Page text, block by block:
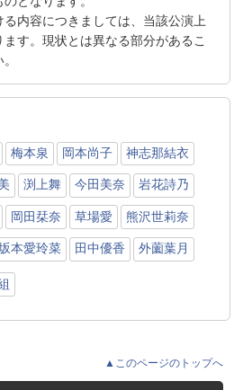
内容につきましては、当該公演上
す。現状とは異なる部分があるこ
梅本泉 岡本尚子 神志那結衣
渕上舞 今田美奈 岩花詩乃
岡田栞奈 草場愛 熊沢世莉奈
本愛玲菜 田中優香 外薗葉月
▲このページのトップへ